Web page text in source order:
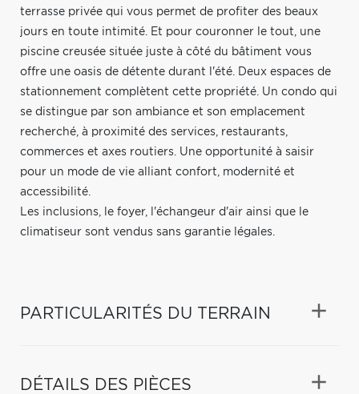
terrasse privée qui vous permet de profiter des beaux
jours en toute intimité. Et pour couronner le tout, une
piscine creusée située juste à côté du bâtiment vous
offre une oasis de détente durant l'été. Deux espaces de
stationnement complètent cette propriété. Un condo qui
se distingue par son ambiance et son emplacement
recherché, à proximité des services, restaurants,
commerces et axes routiers. Une opportunité à saisir
pour un mode de vie alliant confort, modernité et
accessibilité.
Les inclusions, le foyer, l'échangeur d'air ainsi que le
climatiseur sont vendus sans garantie légales.
PARTICULARITÉS DU TERRAIN
DÉTAILS DES PIÈCES